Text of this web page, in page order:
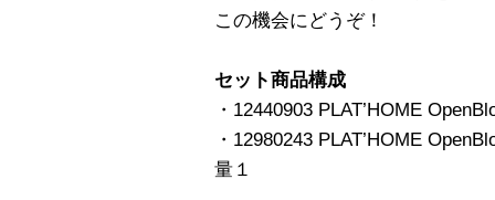
この機会にどうぞ！
セット商品構成
・12440903 PLAT’HOME
・12980243 PLAT’HOME
量１